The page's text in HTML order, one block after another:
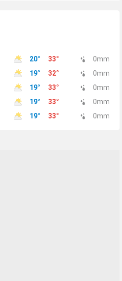
20° 33° 0mm
19° 32° 0mm
19° 33° 0mm
19° 33° 0mm
19° 33° 0mm